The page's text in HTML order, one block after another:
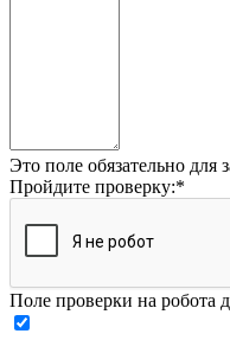
Это поле обязательно для
Пройдите проверку:*
Поле проверки на робота